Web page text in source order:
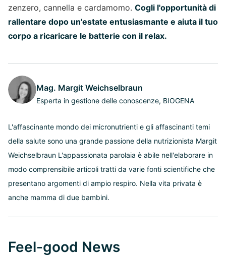
zenzero, cannella e cardamomo. Cogli l'opportunità di
rallentare dopo un'estate entusiasmante e aiuta il tuo
corpo a ricaricare le batterie con il relax.
Mag. Margit Weichselbraun
Esperta in gestione delle conoscenze, BIOGENA
L'affascinante mondo dei micronutrienti e gli affascinanti temi
della salute sono una grande passione della nutrizionista Margit
Weichselbraun L'appassionata parolaia è abile nell'elaborare in
modo comprensibile articoli tratti da varie fonti scientifiche che
presentano argomenti di ampio respiro. Nella vita privata è
anche mamma di due bambini.
Feel-good News